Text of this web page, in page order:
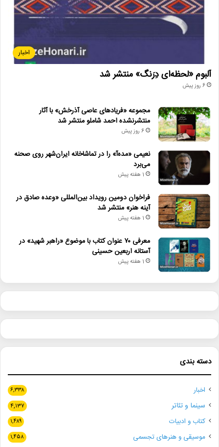
اخبار
آلبوم «لحظه‌ای دِرَنگ» منتشر شد
6 روز پیش
مجموعه «فریادهای عاصی آذرخش» با آثار
منتشرنشده احمد شاملو منتشر شد
6 روز پیش
نعیمی «مده‌آ» را در تماشاخانه ایران‌شهر روی صحنه
می‌برد
1 هفته پیش
فراخوان دومین رویداد بین‌المللی «وعده صادق در
آینه هنر» منتشر شد
1 هفته پیش
معرفی ۷۰ عنوان کتاب با موضوع «راهبر شهید» در
آستانه اربعین حسینی
1 هفته پیش
دسته بندی
اخبار ۶,۳۳۸
سینما و تئاتر ۴,۱۳۷
کتاب و ادبیات ۱,۴۸۹
موسیقی و هنرهای تجسمی ۱,۴۵۸